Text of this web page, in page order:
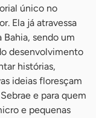
único no
Ela já atravessa
sendo um
desenvolvimento
histórias,
ideias floresçam
e para quem
e pequenas